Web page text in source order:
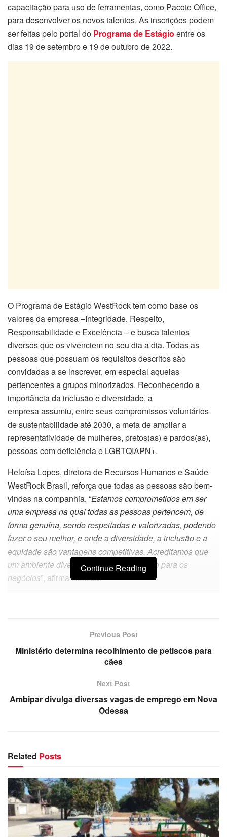
capacitação para uso de ferramentas, como Pacote Office,
para desenvolver os novos talentos. As inscrições podem
ser feitas pelo portal do Programa de Estágio entre os
dias 19 de setembro e 19 de outubro de 2022.
O Programa de Estágio WestRock tem como base os
valores da empresa –Integridade, Respeito,
Responsabilidade e Excelência – e busca talentos
diversos que os vivenciem no seu dia a dia. Todas as
pessoas que possuam os requisitos descritos são
convidadas a se inscrever, em especial aquelas
pertencentes a grupos minorizados. Reconhecendo a
importância da inclusão e diversidade, a
empresa assumiu, entre seus compromissos voluntários
de sustentabilidade até 2030, a meta de ampliar a
representatividade de mulheres, pretos(as) e pardos(as),
pessoas com deficiência e LGBTQIAPN+.
Heloísa Lopes, diretora de Recursos Humanos e Saúde
WestRock Brasil, reforça que todas as pessoas são bem-
vindas na companhia. “Estamos comprometidos em ser
uma empresa na qual todas as pessoas pertencem, de
forma genuína, sendo respeitadas e valorizadas, podendo
fazer o seu melhor, e onde a diversidade, a inclusão e a
equidade são vantagens competitivas. Acreditamos que
um ambiente diverso traz valor e inovação para os
negócios”, afirma Heloísa.
Continue Reading
Previous Post
Ministério determina recolhimento de petiscos para
cães
Next Post
Ambipar divulga diversas vagas de emprego em Nova
Odessa
Related Posts